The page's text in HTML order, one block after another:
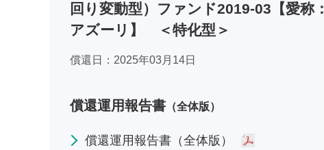
回り変動型）ファンド2019-03【愛称：
アズーリ】 ＜特化型＞
償還日 2025年03月14日
償還運用報告書 （全体版）
償還運用報告書（全体版）